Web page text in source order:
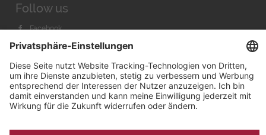
Follow us
Facebook
Instagram
Youtube